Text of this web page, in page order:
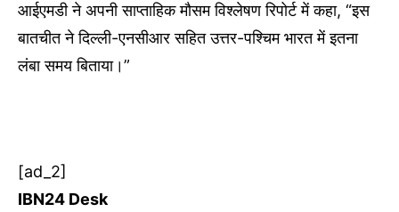
आईएमडी ने अपनी साप्ताहिक मौसम विश्लेषण रिपोर्ट में कहा, “इस
बातचीत ने दिल्ली-एनसीआर सहित उत्तर-पश्चिम भारत में इतना
लंबा समय बिताया।”
[ad_2]
IBN24 Desk